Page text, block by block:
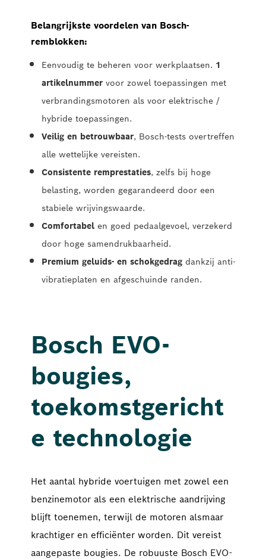
Belangrijkste voordelen van Bosch-
remblokken:
Eenvoudig te beheren voor werkplaatsen. 1
artikelnummer voor zowel toepassingen met
verbrandingsmotoren als voor elektrische /
hybride toepassingen.
Veilig en betrouwbaar, Bosch-tests overtreffen
alle wettelijke vereisten.
Consistente remprestaties, zelfs bij hoge
belasting, worden gegarandeerd door een
stabiele wrijvingswaarde.
Comfortabelen goed pedaalgevoel, verzekerd
door hoge samendrukbaarheid.
Premium geluids- en schokgedrag dankzij anti-
vibratieplaten en afgeschuinde randen.
Bosch EVO-
bougies,
toekomstgericht
e technologie
Het aantal hybride voertuigen met zowel een
benzinemotor als een elektrische aandrijving
blijft toenemen, terwijl de motoren alsmaar
krachtiger en efficiënter worden. Dit vereist
aangepaste bougies. De robuuste Bosch EVO-